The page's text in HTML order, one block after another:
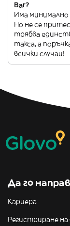
Bar?
Има минимално
Но не се
трябва
такса, а
всички случаи!
Да го
Кариера
Регистриране